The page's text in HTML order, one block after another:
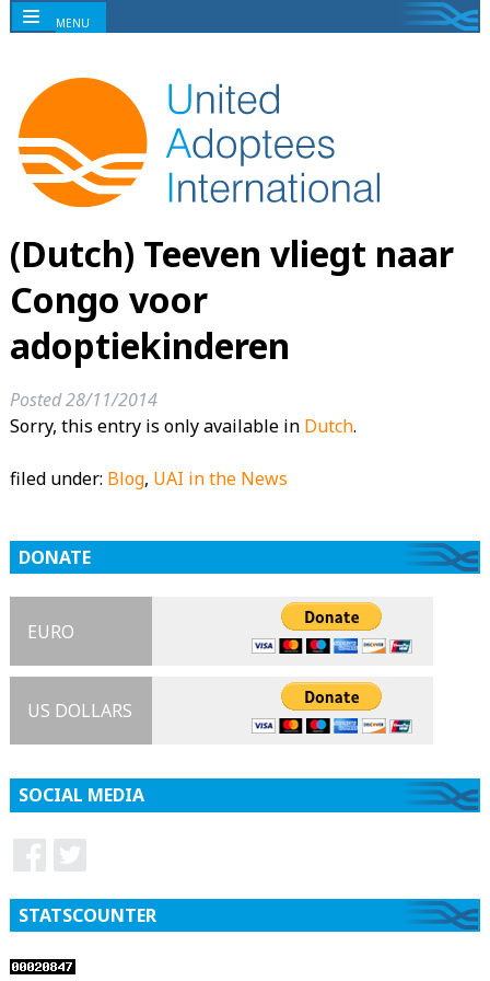
(Dutch) Teeven vliegt naar
Congo voor
adoptiekinderen
Posted28/11/2014
Sorry, this entry is only available in Dutch.
filed under: Blog, UAI in the News
DONATE
EURO
US DOLLARS
SOCIAL MEDIA
STATSCOUNTER
MENU